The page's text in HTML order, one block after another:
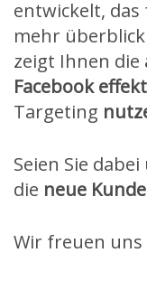
entwickelt,
mehr
zeigt Ihnen die
Facebook
Targeting
Seien Sie
die neue
Wir freuen uns